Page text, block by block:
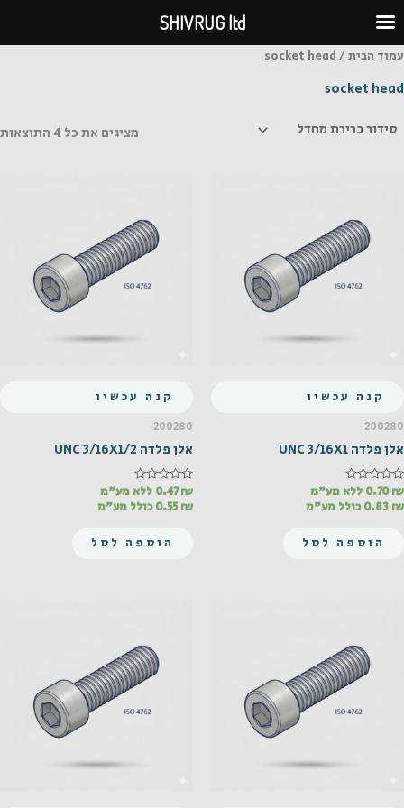
לתוכן
עמוד הבית/ socket head
socket head
מציגים את כל ⁦4⁩ התוצאות
קנה עכשיו
200280
אלן פלדה UNC 3/16X1
דורג
מתוך
0.70₪
ללא מע"מ
0.83 ₪ כולל מע"מ
הוספה לסל
קנה עכשיו
200280
אלן פלדה UNC 3/16X1/2
דורג
מתוך
0.47₪
ללא מע"מ
0.55₪ כולל מע"מ
הוספה לסל
SHIVRUG ltd